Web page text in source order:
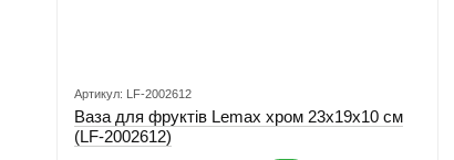
Артикул: LF-2002612
Ваза для фруктів Lemax хром 23x19x10 см
(LF-2002612)